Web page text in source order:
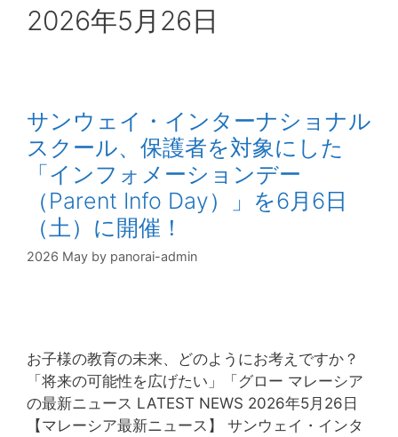
2026年5月26日
サンウェイ・インターナショナル
スクール、保護者を対象にした
「インフォメーションデー
（Parent Info Day）」を6月6日
（土）に開催！
2026 May by panorai-admin
お子様の教育の未来、どのようにお考えですか？
「将来の可能性を広げたい」「グロー マレーシア
の最新ニュース LATEST NEWS 2026年5月26日
【マレーシア最新ニュース】 サンウェイ・インタ